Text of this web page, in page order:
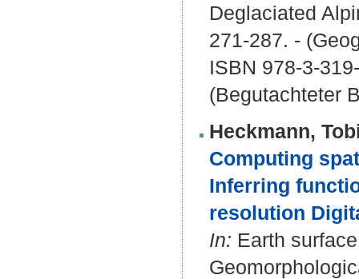
Deglaciated
271-287. -
ISBN 978-3-
(Begutachteter
Heckmann,
Computing
Inferring
resolution
In: Earth